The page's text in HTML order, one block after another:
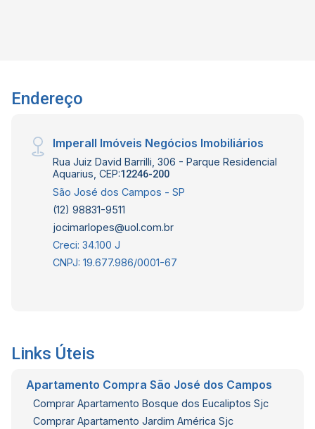
Endereço
Imperall Imóveis Negócios Imobiliários
Rua Juiz David Barrilli, 306 - Parque Residencial
Aquarius, CEP:12246-200
São José dos Campos - SP
(12) 98831-9511
jocimarlopes@uol.com.br
Creci: 34.100 J
CNPJ: 19.677.986/0001-67
Links Úteis
Apartamento Compra São José dos Campos
Comprar Apartamento Bosque dos Eucaliptos Sjc
Comprar Apartamento Jardim América Sjc